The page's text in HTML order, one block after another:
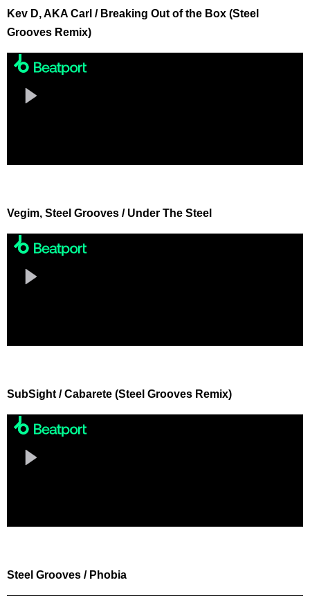
Kev D, AKA Carl / Breaking Out of the Box (Steel
Grooves Remix)
Vegim, Steel Grooves / Under The Steel
SubSight / Cabarete (Steel Grooves Remix)
Steel Grooves / Phobia